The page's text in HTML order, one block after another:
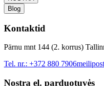
Blog
Kontaktid
Pärnu mnt 144 (2. korrus)
Tel. nr.: +372 880 7906
Nostra el. parduotuvės